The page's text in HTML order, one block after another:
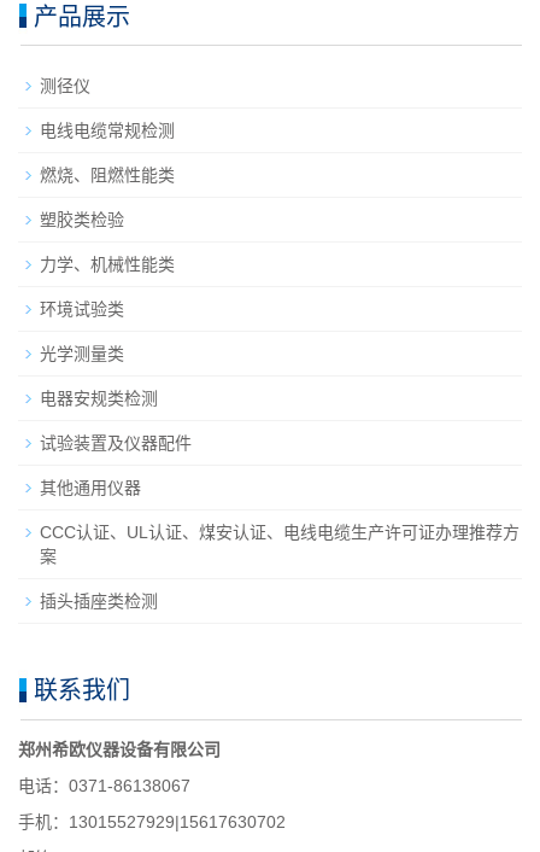
产品展示
测径仪
电线电缆常规检测
燃烧、阻燃性能类
塑胶类检验
力学、机械性能类
环境试验类
光学测量类
电器安规类检测
试验装置及仪器配件
其他通用仪器
CCC认证、UL认证、煤安认证、电线电缆生产许可证办理推荐方
案
插头插座类检测
联系我们
郑州希欧仪器设备有限公司
电话：0371-86138067
手机：13015527929|15617630702